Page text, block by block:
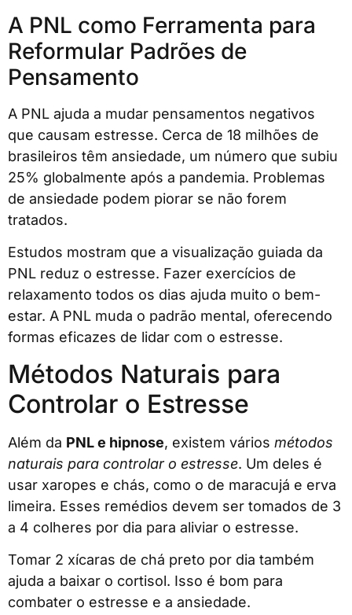
A PNL como Ferramenta para
Reformular Padrões de
Pensamento
A PNL ajuda a mudar pensamentos negativos
que causam estresse. Cerca de 18 milhões de
brasileiros têm ansiedade, um número que subiu
25% globalmente após a pandemia. Problemas
de ansiedade podem piorar se não forem
tratados.
Estudos mostram que a visualização guiada da
PNL reduz o estresse. Fazer exercícios de
relaxamento todos os dias ajuda muito o bem-
estar. A PNL muda o padrão mental, oferecendo
formas eficazes de lidar com o estresse.
Métodos Naturais para
Controlar o Estresse
Além da PNL e hipnose, existem vários métodos
naturais para controlar o estresse. Um deles é
usar xaropes e chás, como o de maracujá e erva
limeira. Esses remédios devem ser tomados de 3
a 4 colheres por dia para aliviar o estresse.
Tomar 2 xícaras de chá preto por dia também
ajuda a baixar o cortisol. Isso é bom para
combater o estresse e a ansiedade.